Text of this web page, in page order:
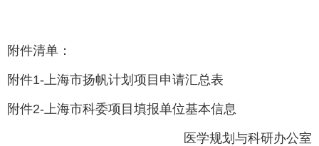
附件清单：
附件1-上海市扬帆计划项目申请汇总表
附件2-上海市科委项目填报单位基本信息
医学规划与科研办公室